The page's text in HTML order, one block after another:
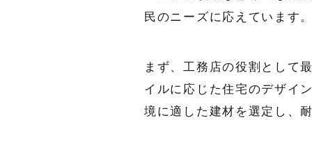
民のニーズに応えています
まず、工務店の役割として
イルに応じた住宅のデザイ
境に適した建材を選定し、